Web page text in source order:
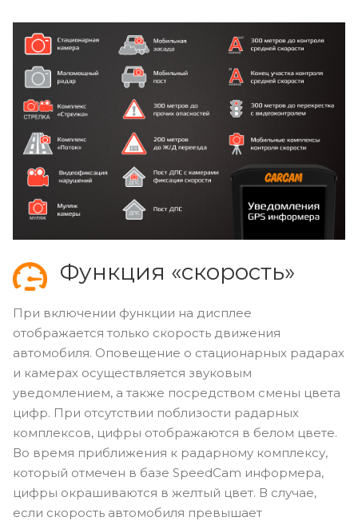
дисплее
Информация о типе тревожного уведомления
SpeedCam информера отображается на дисплее
видеорегистратора. Также на дисплее
отображаются данные о расстоянии до радарного
комплекса, камеры, поста ДПС или
Функция «скорость»
При включении функции на дисплее
отображается только скорость движения